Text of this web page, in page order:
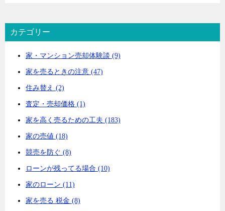
カテゴリー
家・マンション売却体験談 (9)
家を売るときの注意 (47)
住み替え (2)
査定・売却価格 (1)
家を高く売るための工夫 (183)
家の売値 (18)
競売を防ぐ (8)
ローンが残ってる場合 (10)
家のローン (11)
家を売る 税金 (8)